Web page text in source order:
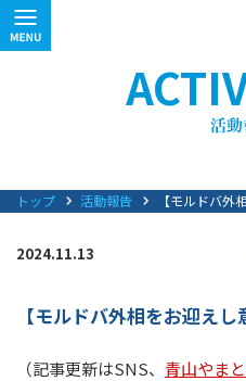
トップ 活動報告 【モルドバ外
2024.11.13
【モルドバ外相をお迎えし
（記事更新はSNS、 青山やま